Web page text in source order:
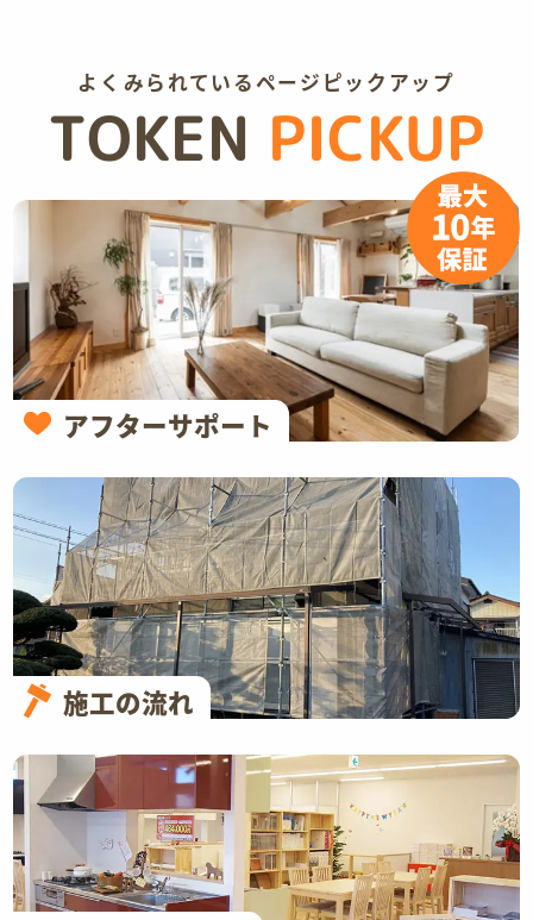
よくみられているページピックアップ
TOKEN PICKUP
アフターサポート
施工の流れ